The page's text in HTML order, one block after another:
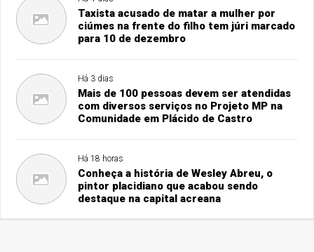
Taxista acusado de matar a mulher por
ciúmes na frente do filho tem júri marcado
para 10 de dezembro
Há 3 dias
Mais de 100 pessoas devem ser atendidas
com diversos serviços no Projeto MP na
Comunidade em Plácido de Castro
Há 18 horas
Conheça a história de Wesley Abreu, o
pintor placidiano que acabou sendo
destaque na capital acreana